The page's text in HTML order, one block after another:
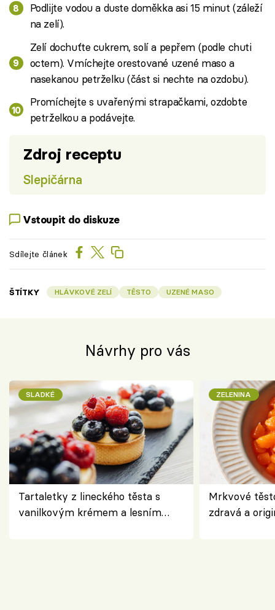
Podlijte vodou a duste doměkka asi 15 minut (záleží
na zelí).
Zelí dochuťte cukrem, solí a pepřem (podle chuti
octem). Vmíchejte orestované uzené maso a
nasekanou petrželku (část si nechte na ozdobu).
Promíchejte s uvařenými strapačkami, ozdobte
petrželkou a podávejte.
Zdroj receptu
Slepičárna
Vstoupit do diskuze
Sdílejte článek
ŠTÍTKY HLÁVKOVÉ ZELÍ TĚSTO UZENÉ MASO
Návrhy pro vás
SLADKÉ
Tartaletky z lineckého těsta s
vanilkovým krémem a lesním
ZELENINA
Mrkvové
zdravá a